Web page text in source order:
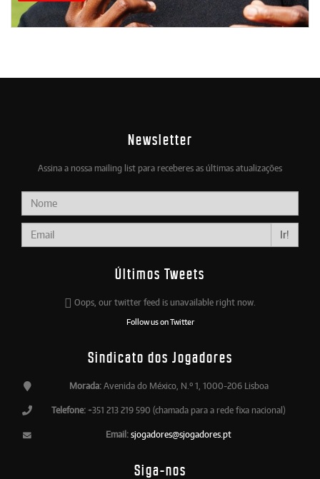
Newsletter
Assina a nossa mailing list para receberes as últimas atualizações
Ir!
Últimos Tweets
Oops, our twitter feed is unavailable right now.
Follow us on Twitter
Sindicato dos Jogadores
Morada:Avenida do México, N.º 1, 1000-206 Lisboa
Telefone: +351 213 219 590 (chamada para a rede fixa nacional)
Email: sjogadores@sjogadores.pt
Siga-nos